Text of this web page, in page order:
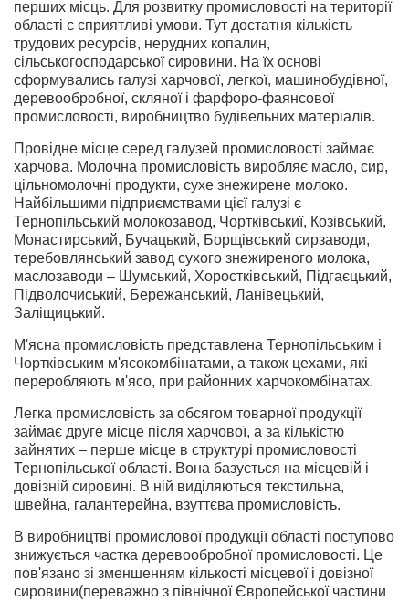
перших місць. Для розвитку промисловості на території
області є сприятливі умови. Тут достатня кількість
трудових ресурсів, нерудних копалин,
сільськогосподарської сировини. На їх основі
сформувались галузі харчової, легкої, машинобудівної,
деревообробної, скляної і фарфоро-фаянсової
промисловості, виробництво будівельних матеріалів.
Провідне місце серед галузей промисловості займає
харчова. Молочна промисловість виробляє масло, сир,
цільномолочні продукти, сухе знежирене молоко.
Найбільшими підприємствами цієї галузі є
Тернопільський молокозавод, Чортківськиї, Козівський,
Монастирський, Бучацький, Борщівський сирзаводи,
теребовлянський завод сухого знежиреного молока,
маслозаводи – Шумський, Хоростківський, Підгаєцький,
Підволочиський, Бережанський, Ланівецький,
Заліщицький.
М'ясна промисловість представлена Тернопільським і
Чортківським м'ясокомбінатами, а також цехами, які
переробляють м'ясо, при районних харчокомбінатах.
Легка промисловість за обсягом товарної продукції
займає друге місце після харчової, а за кількістю
зайнятих – перше місце в структурі промисловості
Тернопільської області. Вона базується на місцевій і
довізній сировині. В ній виділяються текстильна,
швейна, галантерейна, взуттєва промисловість.
В виробництві промислової продукції області поступово
знижується частка деревообробної промисловості. Це
пов'язано зі зменшенням кількості місцевої і довізної
сировини(переважно з північної Європейської частини